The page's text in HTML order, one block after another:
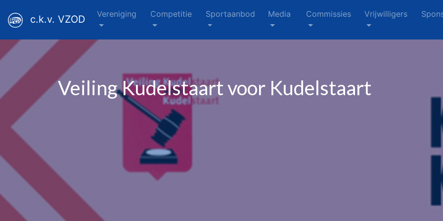
c.k.v. VZOD Vereniging Competitie Sportaanbod Media Commissies Vrijwilligers
Veiling Kudelstaart voor Kudelstaart